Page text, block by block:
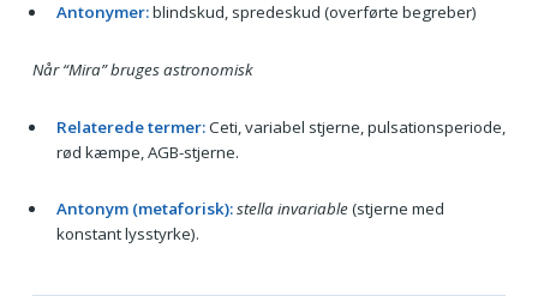
Antonymer:blindskud, spredeskud (overførte begreber)
Når “Mira” bruges astronomisk
Relaterede termer:Ceti, variabel stjerne, pulsationsperiode,
rød kæmpe, AGB-stjerne.
Antonym (metaforisk):stella invariable(stjerne med
konstant lysstyrke).